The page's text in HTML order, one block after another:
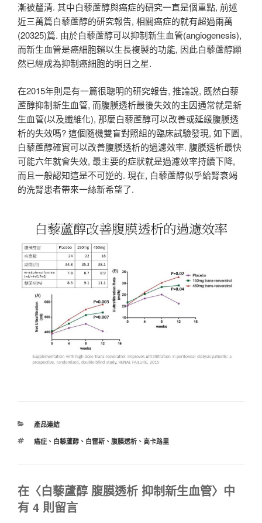
漸被釐清. 其中白藜蘆醇與癌症的研究一直是個重點, 前述
近三萬篇白藜蘆醇的研究報告, 相關癌症的就有超過兩萬
(20325)篇. 由於白藜蘆醇可以抑制新生血管(angiogenesis),
而新生血管是癌細胞賴以生長複製的功能, 因此白藜蘆醇顯
然已經成為抑制癌細胞的明日之星.
在2015年則是有一篇很聰明的研究報告, 推論說, 既然白藜
蘆醇抑制新生血管, 而腹膜透析最後失效的主因通常就是新
生血管(以及纖維化), 那麼白藜蘆醇可以改善或延緩腹膜透
析的失效嗎? 這個隨機雙盲對照組的臨床試驗發現, 如下圖,
白藜蘆醇確實可以改善腹膜透析的過濾效率. 腹膜透析最快
可能六年就會失效, 最主要的症狀就是過濾效率持續下降,
而且一般認知這是不可逆的. 現在, 白藜蘆醇似乎給腎衰竭
的洗腎患者帶來一絲新希望了.
分
產品連結
標
癌症、 白藜蘆醇、 白雷斯、 腹膜透析、 高卡路里
在〈白藜蘆醇 腹膜透析 抑制新生血管〉中
有 4 則留言